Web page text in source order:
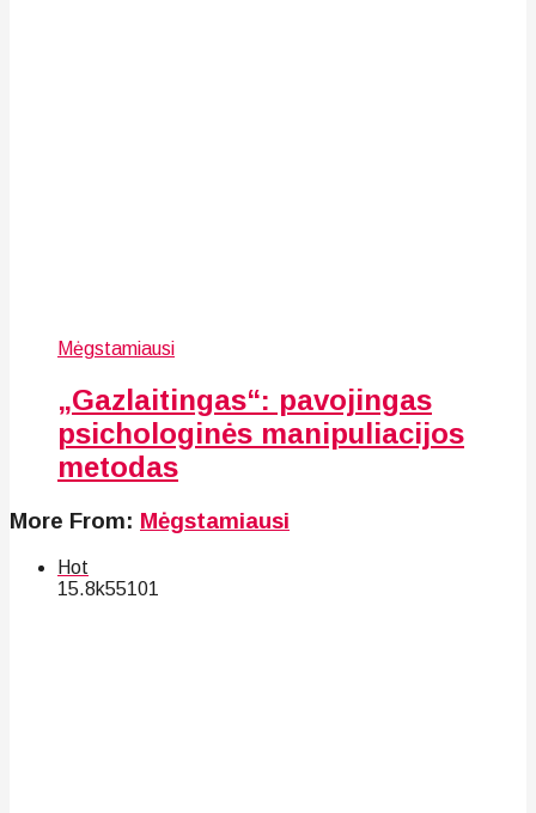
Mėgstamiausi
„Gazlaitingas“: pavojingas
psichologinės manipuliacijos
metodas
More From: Mėgstamiausi
Hot
15.8k55101